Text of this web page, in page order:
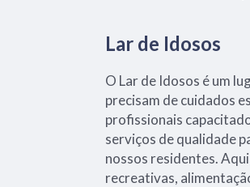
Lar de Idosos
O Lar de Idosos é um
precisam de cuidados
profissionais
serviços de qualidade
nossos residentes.
recreativas,